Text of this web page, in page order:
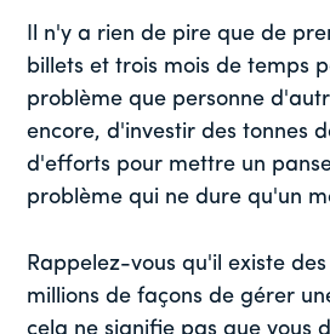
Il n'y a rien de pire que de
billets et trois mois de temps
problème que personne
encore, d'investir des tonnes
d'efforts pour mettre un
problème qui ne dure qu'un
Rappelez-vous qu'il existe
millions de façons de gérer
cela ne signifie pas que vous